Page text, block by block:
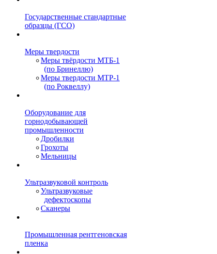
Государственные стандартные
образцы (ГСО)
Меры твердости
Меры твёрдости МТБ-1
(по Бринеллю)
Меры твердости МТР-1
(по Роквеллу)
Оборудование для
горнодобывающей
промышленности
Дробилки
Грохоты
Мельницы
Ультразвуковой контроль
Ультразвуковые
дефектоскопы
Сканеры
Промышленная рентгеновская
пленка